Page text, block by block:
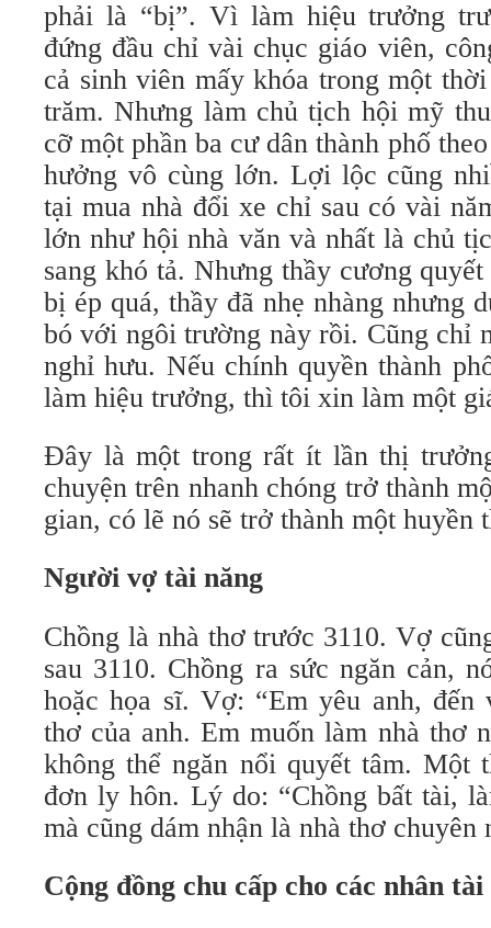
phải là “bị”. Vì làm hiệu trưởng
đứng đầu chỉ vài chục giáo viên,
cả sinh viên mấy khóa trong một
trăm. Nhưng làm chủ tịch hội mỹ
cỡ một phần ba cư dân thành phố
hưởng vô cùng lớn. Lợi lộc cũng
tại mua nhà đổi xe chỉ sau có vài
lớn như hội nhà văn và nhất là chủ
sang khó tả. Nhưng thầy cương
bị ép quá, thầy đã nhẹ nhàng nhưng
bó với ngôi trường này rồi. Cũng chỉ
nghỉ hưu. Nếu chính quyền thành
làm hiệu trưởng, thì tôi xin làm một
Đây là một trong rất ít lần thị
chuyện trên nhanh chóng trở thành
gian, có lẽ nó sẽ trở thành một huyền
Người vợ tài năng
Chồng là nhà thơ trước 3110. Vợ
sau 3110. Chồng ra sức ngăn cản,
hoặc họa sĩ. Vợ: “Em yêu anh,
thơ của anh. Em muốn làm nhà thơ
không thể ngăn nổi quyết tâm. Một
đơn ly hôn. Lý do: “Chồng bất tài,
mà cũng dám nhận là nhà thơ chuyên
Cộng đồng chu cấp cho các nhân tài